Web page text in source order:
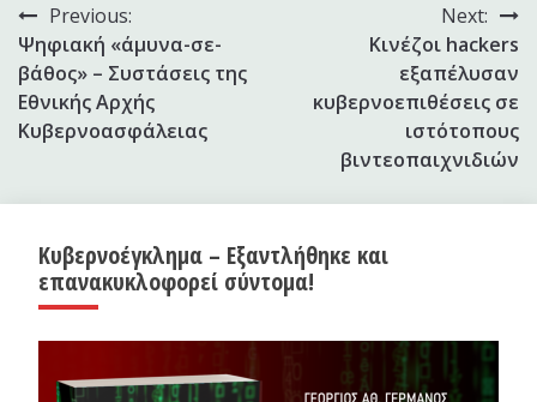
Πλοήγηση
άρθρων
Previous:
Ψηφιακή «άμυνα-σε-
βάθος» – Συστάσεις της
Εθνικής Αρχής
Κυβερνοασφάλειας
Next:
Κινέζοι hackers
εξαπέλυσαν
κυβερνοεπιθέσεις σε
ιστότοπους
βιντεοπαιχνιδιών
Κυβερνοέγκλημα – Εξαντλήθηκε και
επανακυκλοφορεί σύντομα!